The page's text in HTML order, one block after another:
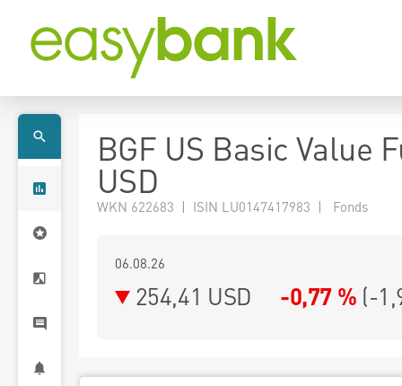
BGF US Basic Value
USD
WKN 622683 | ISIN LU0147417983 | Fonds
06.08.26
254,41 USD -0,77 % (-